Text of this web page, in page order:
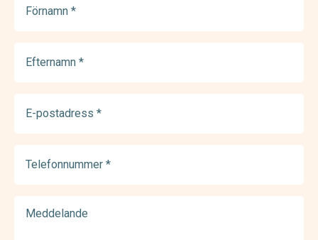
(Required)
(Required)
postadress
(Required)